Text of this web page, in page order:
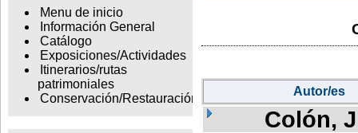
Menu de inicio
Información General
Catálogo
Exposiciones/Actividades
Itinerarios/rutas
patrimoniales
Conservación/Restauración
Autor/es
Colón,